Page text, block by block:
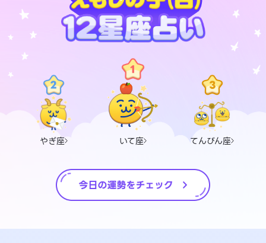
やぎ座 いて座 てんびん座